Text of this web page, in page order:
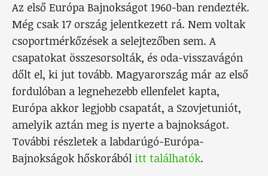
Az első Európa Bajnokságot 1960-ban rendezték.
Még csak 17 ország jelentkezett rá. Nem voltak
csoportmérkőzések a selejtezőben sem. A
csapatokat összesorsolták, és oda-visszavágón
dőlt el, ki jut tovább. Magyarország már az első
fordulóban a legnehezebb ellenfelet kapta,
Európa akkor legjobb csapatát, a Szovjetuniót,
amelyik aztán meg is nyerte a bajnokságot.
További részletek a labdarúgó-Európa-
Bajnokságok hőskorából itt találhatók.